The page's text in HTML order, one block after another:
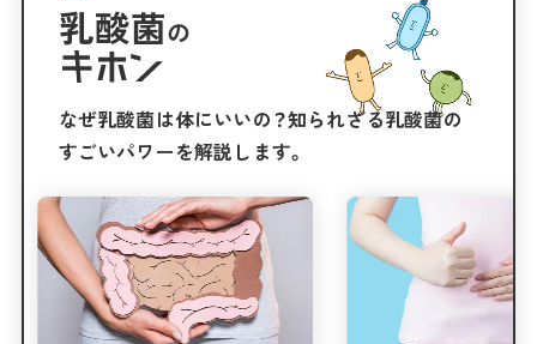
乳酸菌の
なぜ乳酸菌は体にいいの？知られざる乳酸菌の
すごいパワーを解説します。